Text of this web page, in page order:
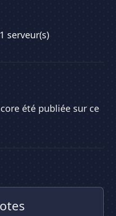
serveur(s)
été publiée sur ce